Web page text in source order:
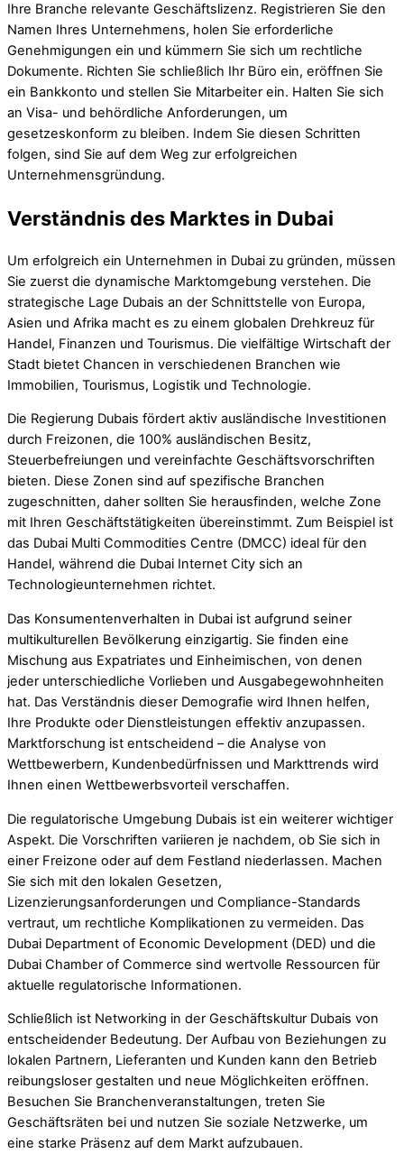
Ihre Branche relevante Geschäftslizenz. Registrieren Sie den
Namen Ihres Unternehmens, holen Sie erforderliche
Genehmigungen ein und kümmern Sie sich um rechtliche
Dokumente. Richten Sie schließlich Ihr Büro ein, eröffnen Sie
ein Bankkonto und stellen Sie Mitarbeiter ein. Halten Sie sich
an Visa- und behördliche Anforderungen, um
gesetzeskonform zu bleiben. Indem Sie diesen Schritten
folgen, sind Sie auf dem Weg zur erfolgreichen
Unternehmensgründung.
Verständnis des Marktes in Dubai
Um erfolgreich ein Unternehmen in Dubai zu gründen, müssen
Sie zuerst die dynamische Marktomgebung verstehen. Die
strategische Lage Dubais an der Schnittstelle von Europa,
Asien und Afrika macht es zu einem globalen Drehkreuz für
Handel, Finanzen und Tourismus. Die vielfältige Wirtschaft der
Stadt bietet Chancen in verschiedenen Branchen wie
Immobilien, Tourismus, Logistik und Technologie.
Die Regierung Dubais fördert aktiv ausländische Investitionen
durch Freizonen, die 100% ausländischen Besitz,
Steuerbefreiungen und vereinfachte Geschäftsvorschriften
bieten. Diese Zonen sind auf spezifische Branchen
zugeschnitten, daher sollten Sie herausfinden, welche Zone
mit Ihren Geschäftstätigkeiten übereinstimmt. Zum Beispiel ist
das Dubai Multi Commodities Centre (DMCC) ideal für den
Handel, während die Dubai Internet City sich an
Technologieunternehmen richtet.
Das Konsumentenverhalten in Dubai ist aufgrund seiner
multikulturellen Bevölkerung einzigartig. Sie finden eine
Mischung aus Expatriates und Einheimischen, von denen
jeder unterschiedliche Vorlieben und Ausgabegewohnheiten
hat. Das Verständnis dieser Demografie wird Ihnen helfen,
Ihre Produkte oder Dienstleistungen effektiv anzupassen.
Marktforschung ist entscheidend – die Analyse von
Wettbewerbern, Kundenbedürfnissen und Markttrends wird
Ihnen einen Wettbewerbsvorteil verschaffen.
Die regulatorische Umgebung Dubais ist ein weiterer wichtiger
Aspekt. Die Vorschriften variieren je nachdem, ob Sie sich in
einer Freizone oder auf dem Festland niederlassen. Machen
Sie sich mit den lokalen Gesetzen,
Lizenzierungsanforderungen und Compliance-Standards
vertraut, um rechtliche Komplikationen zu vermeiden. Das
Dubai Department of Economic Development (DED) und die
Dubai Chamber of Commerce sind wertvolle Ressourcen für
aktuelle regulatorische Informationen.
Schließlich ist Networking in der Geschäftskultur Dubais von
entscheidender Bedeutung. Der Aufbau von Beziehungen zu
lokalen Partnern, Lieferanten und Kunden kann den Betrieb
reibungsloser gestalten und neue Möglichkeiten eröffnen.
Besuchen Sie Branchenveranstaltungen, treten Sie
Geschäftsräten bei und nutzen Sie soziale Netzwerke, um
eine starke Präsenz auf dem Markt aufzubauen.